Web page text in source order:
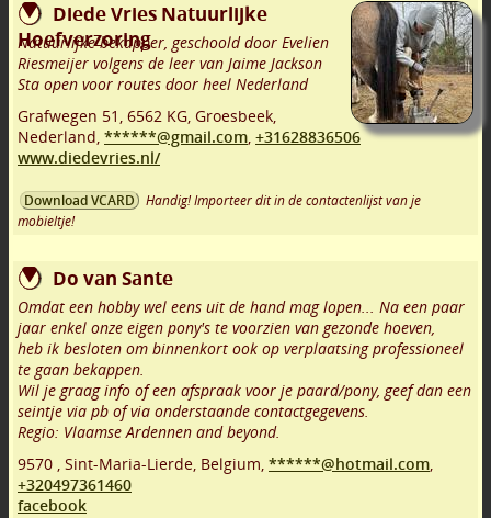
Diede Vries Natuurlijke
Hoefverzoring
Natuurlijke bekapper, geschoold door Evelien
Riesmeijer volgens de leer van Jaime Jackson
Sta open voor routes door heel Nederland
Grafwegen 51 , 6562 KG, Groesbeek,
Nederland, ******@gmail.com, +31628836506
www.diedevries.nl/
Download VCARD
Handig! Importeer dit in de contactenlijst van je
mobieltje!
Do van Sante
Omdat een hobby wel eens uit de hand mag lopen... Na een paar
jaar enkel onze eigen pony's te voorzien van gezonde hoeven,
heb ik besloten om binnenkort ook op verplaatsing professioneel
te gaan bekappen.
Wil je graag info of een afspraak voor je paard/pony, geef dan een
seintje via pb of via onderstaande contactgegevens.
Regio: Vlaamse Ardennen and beyond.
9570 , Sint-Maria-Lierde, Belgium, ******@hotmail.com,
+320497361460
facebook